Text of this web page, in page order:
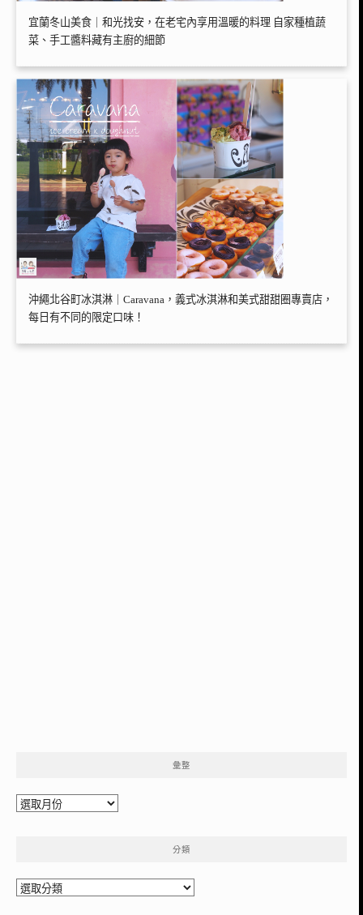
宜蘭冬山美食｜和光找安，在老宅內享用溫暖的料理 自家種植蔬
菜、手工醬料藏有主廚的細節
沖繩北谷町冰淇淋｜Caravana，義式冰淇淋和美式甜甜圈專賣店，
每日有不同的限定口味！
彙整
彙
分類
分